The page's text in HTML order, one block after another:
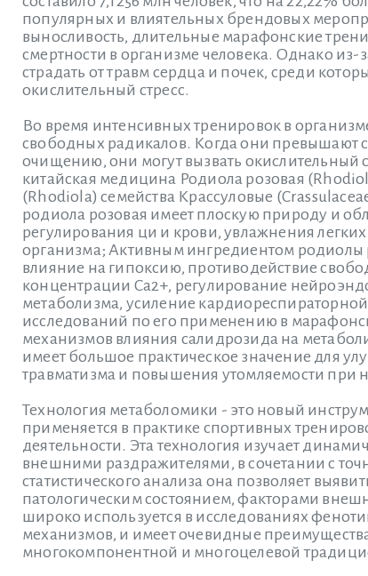
популярных и влиятельных брендовых
выносливость, длительные марафонские
смертности в организме человека. Однако
страдать от травм сердца и почек, среди
окислительный стресс.
Во время интенсивных тренировок в
свободных радикалов. Когда они превышают
очищению, они могут вызвать
китайская медицина Родиола розовая
(Rhodiola) семейства Крассуловые
родиола розовая имеет плоскую природу и
регулирования ци и крови, увлажнения
организма; Активным ингредиентом родиолы
влияние на гипоксию, противодействие
концентрации Ca2+, регулирование
метаболизма, усиление
исследований по его применению в
механизмов влияния салидрозида на
имеет большое практическое значение для
травматизма и повышения утомляемости при
Технология метаболомики - это новый
применяется в практике спортивных
деятельности. Эта технология изучает
внешними раздражителями, в сочетании с
статистического анализа она позволяет
патологическим состоянием, факторами
широко используется в исследованиях
механизмов, и имеет очевидные
многокомпонентной и многоцелевой